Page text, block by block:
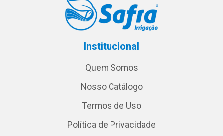
Institucional
Quem Somos
Nosso Catálogo
Termos de Uso
Política de Privacidade